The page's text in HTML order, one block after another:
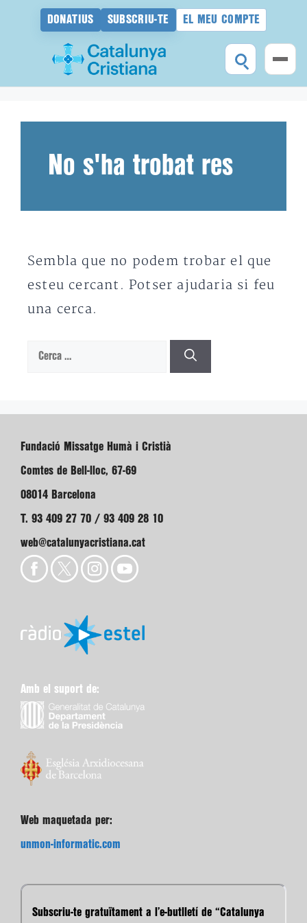
DONATIUS SUBSCRIU-TE EL MEU COMPTE
No s'ha trobat res
Sembla que no podem trobar el que
esteu cercant. Potser ajudaria si feu
una cerca.
Cerca:
Fundació Missatge Humà i Cristià
Comtes de Bell-lloc, 67-69
08014 Barcelona
T. 93 409 27 70 / 93 409 28 10
web@catalunyacristiana.cat
Amb el suport de:
Web maquetada per:
unmon-informatic.com
Subscriu-te gratuïtament a l’e-butlletí de “Catalunya